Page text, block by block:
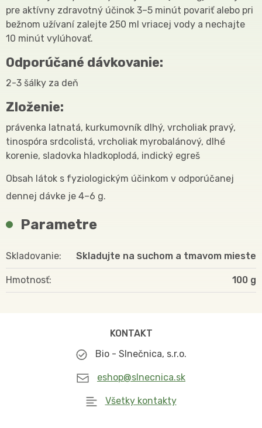
pre aktívny zdravotný účinok 3–5 minút povariť alebo pri
bežnom užívaní zalejte 250 ml vriacej vody a nechajte
10 minút vylúhovať.
Odporúčané dávkovanie:
2-3 šálky za deň
Zloženie:
právenka latnatá, kurkumovník dlhý, vrcholiak pravý,
tinospóra srdcolistá, vrcholiak myrobalánový, dlhé
korenie, sladovka hladkoplodá, indický egreš
Obsah látok s fyziologickým účinkom v odporúčanej
dennej dávke je 4–6 g.
Parametre
Skladovanie Skladujte na suchom a tmavom mieste
Hmotnosť 100
KONTAKT
Bio - Slnečnica, s.r.o.
eshop@slnecnica.sk
Všetky kontakty